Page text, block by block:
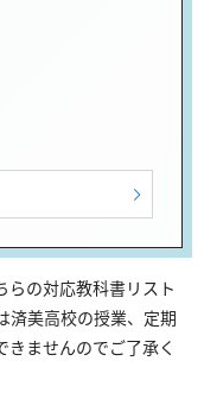
らの対応教科書リスト
済美高校の授業、定期
ませんのでご了承く